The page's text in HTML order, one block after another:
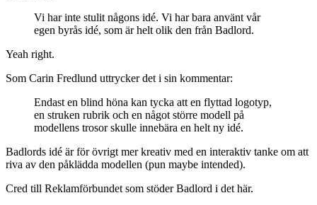
Vi har inte stulit någons idé. Vi har bara använt vår
egen byrås idé, som är helt olik den från Badlord.
Yeah right.
Som Carin Fredlund uttrycker det i sin kommentar:
Endast en blind höna kan tycka att en flyttad logotyp,
en struken rubrik och en något större modell på
modellens trosor skulle innebära en helt ny idé.
Badlords idé är för övrigt mer kreativ med en interaktiv tanke om att
riva av den påklädda modellen (pun maybe intended).
Cred till Reklamförbundet som stöder Badlord i det här.